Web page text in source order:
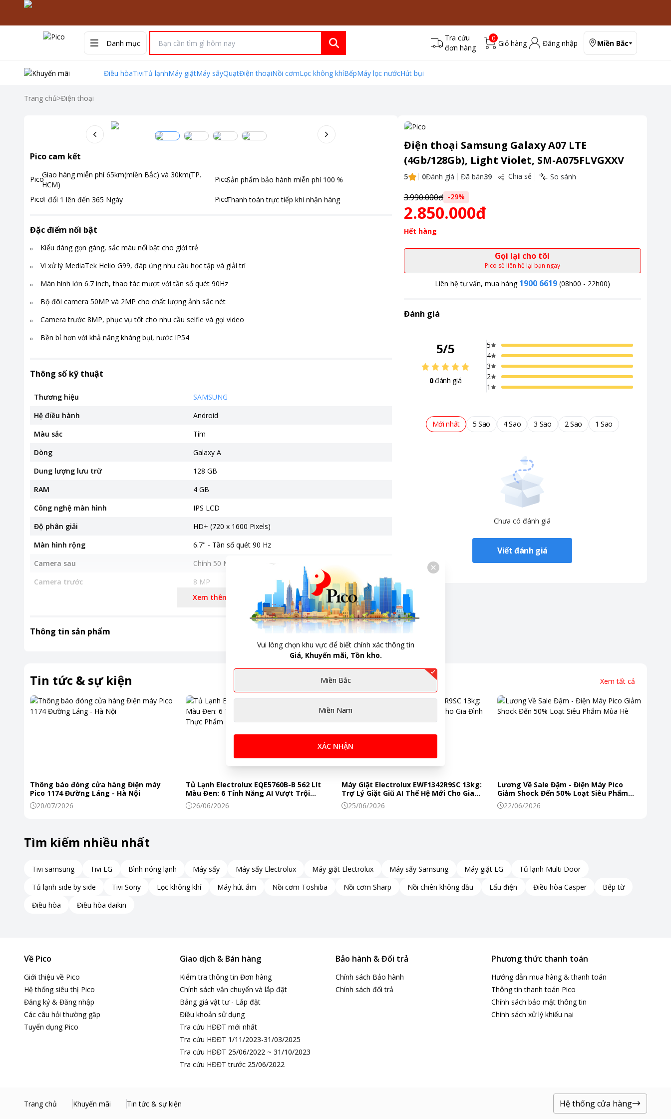
Danh mục
Tra cứu
đơn hàng
0
Giỏ hàng Đăng nhập Miền Bắc
Điều hòaTiviTủ lạnhMáy giặtMáy sấyQuạtĐiện thoạiNồi cơmLọc không khíBếpMáy lọc nướcHút bụi
Trang chủ>Điện thoại
Pico cam kết
Giao hàng miễn phí 65km(miền Bắc) và 30km(TP.
HCM)
Sản phẩm bảo hành miễn phí 100 %
1 đổi 1 lên đến 365 Ngày Thanh toán trực tiếp khi nhận hàng
Đặc điểm nổi bật
Kiểu dáng gọn gàng, sắc màu nổi bật cho giới trẻ
Vi xử lý MediaTek Helio G99, đáp ứng nhu cầu học tập và giải trí
Màn hình lớn 6.7 inch, thao tác mượt với tần số quét 90Hz
Bộ đôi camera 50MP và 2MP cho chất lượng ảnh sắc nét
Camera trước 8MP, phục vụ tốt cho nhu cầu selfie và gọi video
Bền bỉ hơn với khả năng kháng bụi, nước IP54
Thông số kỹ thuật
Thương hiệu
SAMSUNG
Hệ điều hành
Android
Màu sắc
Tím
Dòng
Galaxy A
Dung lượng lưu trữ
128 GB
RAM
4 GB
Công nghệ màn hình
IPS LCD
Độ phân giải
HD+ (720 x 1600 Pixels)
Màn hình rộng
6.7" - Tần số quét 90 Hz
Camera sau
Chính 50 MP & Phụ 2 MP
Camera trước
8 MP
MediaTek Helio G99
2 nhân 2.2 GHz & 6 nhân 2.0 GHz
Pin & Sạc
Tính năng đặc biệt
Hỗ trợ 4G, Wi-Fi 5, Bluetooth 5.3
Cổng Type-C, Jack tai nghe 3.5 mm
12 tháng
Khoảng giá
Từ 2 - 5 triệu
Xem thêm
Thông tin sản phẩm
Điện thoại Samsung Galaxy A07 LTE
(4Gb/128Gb), Light Violet, SM-A075FLVGXXV
5 0Đánh giá Đã bán39 Chia sẻ So sánh
3.990.000đ -29%
2.850.000đ
Hết hàng
Gọi lại cho tôi
Pico sẽ liên hệ lại bạn ngay
Liên hệ tư vấn, mua hàng 1900 6619 (08h00 - 22h00)
Đánh giá
5/5
0đánh giá
5
4
3
2
1
Mới nhất 5 Sao 4 Sao 3 Sao 2 Sao 1 Sao
Chưa có đánh giá
Viết đánh giá
Tin tức & sự kiện Xem tất cả
Thông báo đóng cửa hàng Điện máy
Pico 1174 Đường Láng - Hà Nội
20/07/2026
Tủ Lạnh Electrolux EQE5760B-B 562 Lít
Màu Đen: 6 Tính Năng AI Vượt Trội
Khiến Thực Phẩm Tươi Ngon Mỗi Ngày
26/06/2026
Máy Giặt Electrolux EWF1342R9SC 13kg:
Trợ Lý Giặt Giũ AI Thế Hệ Mới Cho Gia
Đình Hiện Đại
25/06/2026
Lương Về Sale Đậm - Điện Máy Pico
Giảm Shock Đến 50% Loạt Siêu Phẩm
Mùa Hè
22/06/2026
Tìm kiếm nhiều nhất
Tivi samsung Tivi LG Bình nóng lạnh Máy sấy Máy sấy Electrolux Máy giặt Electrolux Máy sấy Samsung Máy giặt LG
Tủ lạnh Multi Door
Tủ lạnh side by side
Tivi Sony Lọc không khí Máy hút ẩm Nồi cơm Toshiba Nồi cơm Sharp Nồi chiên không dầu Lẩu điện Điều hòa Casper
Bếp từ
Điều hòa
Điều hòa daikin
Về Pico
Giới thiệu về Pico
Hệ thống siêu thị Pico
Đăng ký & Đăng nhập
Các câu hỏi thường gặp
Tuyển dụng Pico
Giao dịch & Bán hàng
Kiểm tra thông tin Đơn hàng
Chính sách vận chuyển và lắp đặt
Bảng giá vật tư - Lắp đặt
Điều khoản sử dụng
Tra cứu HĐĐT mới nhất
Tra cứu HĐĐT 1/11/2023-31/03/2025
Tra cứu HĐĐT 25/06/2022 ~ 31/10/2023
Tra cứu HĐĐT trước 25/06/2022
Bảo hành & Đổi trả
Chính sách Bảo hành
Chính sách đổi trả
Phương thức thanh toán
Hướng dẫn mua hàng & thanh toán
Thông tin thanh toán Pico
Chính sách bảo mật thông tin
Chính sách xử lý khiếu nại
Trang chủ Khuyến mãi Tin tức & sự kiện Hệ thống cửa hàng
Vui lòng chọn khu vực để biết chính xác thông tin
Giá, Khuyến mãi, Tồn kho.
Miền Bắc
Miền Nam
XÁC NHẬN